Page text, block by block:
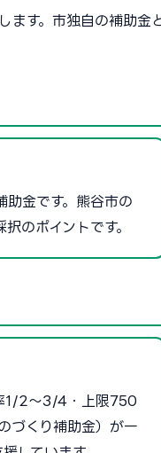
ます。市独自の補助金
助金です。熊谷市の
のポイントです。
1/2〜3/4・上限750
づくり補助金）が一